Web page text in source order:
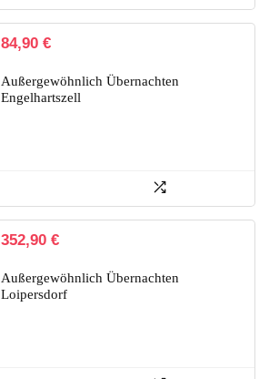
84,90 €
Außergewöhnlich Übernachten
Engelhartszell
352,90 €
Außergewöhnlich Übernachten
Loipersdorf